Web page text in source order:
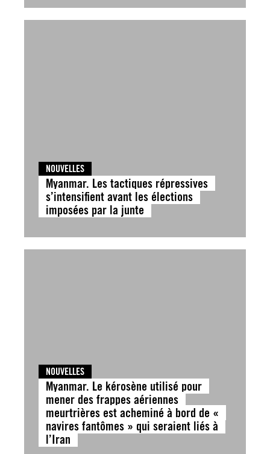
NOUVELLES
Myanmar. Les tactiques répressives
s’intensifient avant les élections
imposées par la junte
NOUVELLES
Myanmar. Le kérosène utilisé pour
mener des frappes aériennes
meurtrières est acheminé à bord de «
navires fantômes » qui seraient liés à
l’Iran